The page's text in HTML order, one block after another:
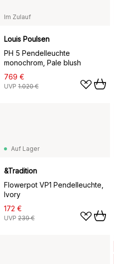
Im Zulauf
Louis Poulsen
PH 5 Pendelleuchte
monochrom, Pale blush
769 €
UVP 1.020 €
Auf Lager
&Tradition
Flowerpot VP1 Pendelleuchte,
Ivory
172 €
UVP 239 €